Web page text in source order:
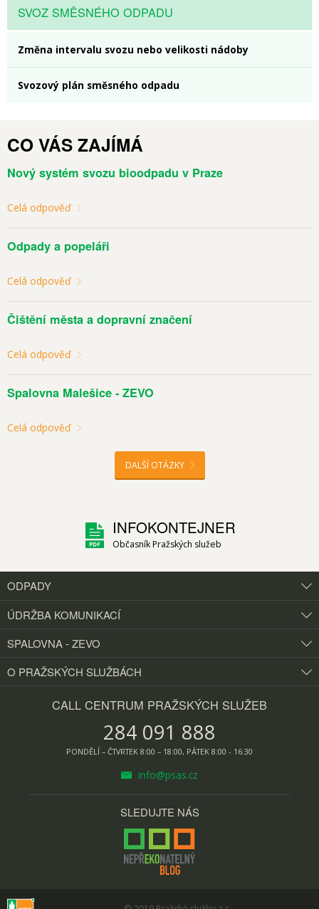
SVOZ SMĚSNÉHO ODPADU
Změna intervalu svozu nebo velikosti nádoby
Svozový plán směsného odpadu
CO VÁS ZAJÍMÁ
Nový systém svozu bioodpadu v Praze
Celá odpověď
Odpady a popeláři
Celá odpověď
Čištění města a dopravní značení
Celá odpověď
Spalovna Malešice - ZEVO
Celá odpověď
DALŠÍ OTÁZKY
INFOKONTEJNER
Občasník Pražských služeb
ODPADY
ÚDRŽBA KOMUNIKACÍ
SPALOVNA - ZEVO
O PRAŽSKÝCH SLUŽBÁCH
CALL CENTRUM PRAŽSKÝCH SLUŽEB
284 091 888
PONDĚLÍ – ČTVRTEK 8:00 – 18:00, PÁTEK 8:00 - 16:30
info@psas.cz
SLEDUJTE NÁS